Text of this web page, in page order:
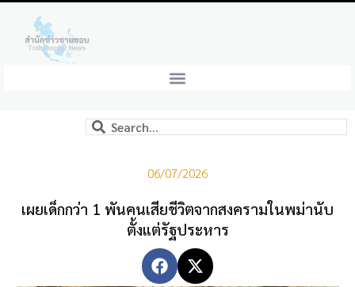
06/07/2026
เผยเด็กกว่า 1 พันคนเสียชีวิตจากสงครามในพม่านับ
ตั้งแต่รัฐประหาร